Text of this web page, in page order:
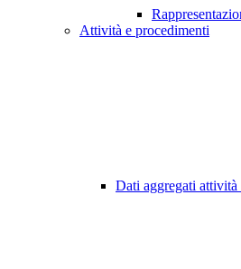
Attività e procedimenti
Dati aggregati attività